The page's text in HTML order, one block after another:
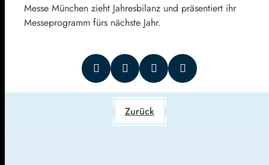
Messe München zieht Jahresbilanz und präsentiert ihr
Messeprogramm fürs nächste Jahr.
Zurück